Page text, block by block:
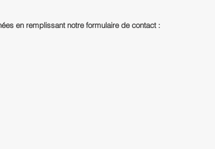
en remplissant notre formulaire de contact :